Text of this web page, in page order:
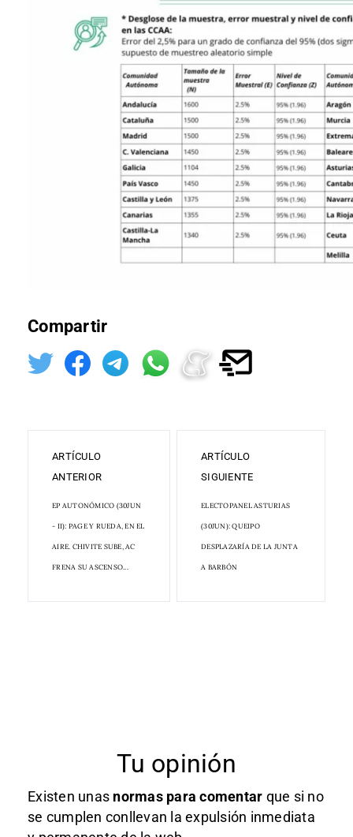
Compartir
ARTÍCULO
ANTERIOR
EP AUTONÓMICO (30JUN
- II): PAGE Y RUEDA, EN EL
AIRE. CHIVITE SUBE, AC
FRENA SU ASCENSO...
ARTÍCULO
SIGUIENTE
ELECTOPANEL ASTURIAS
(30JUN): QUEIPO
DESPLAZARÍA DE LA JUNTA
A BARBÓN
Tu opinión
Existen unas normas para comentar que si no
se cumplen conllevan la expulsión inmediata